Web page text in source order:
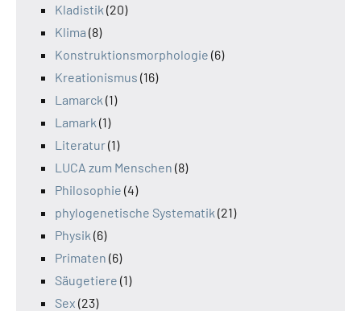
Kladistik (20)
Klima (8)
Konstruktionsmorphologie (6)
Kreationismus (16)
Lamarck (1)
Lamark (1)
Literatur(1)
LUCA zum Menschen (8)
Philosophie (4)
phylogenetische Systematik (21)
Physik (6)
Primaten (6)
Säugetiere (1)
Sex (23)